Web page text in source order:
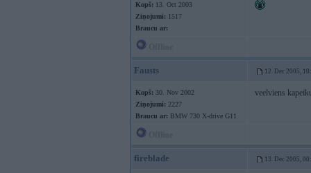
Kopš: 13. Oct 2003
Ziņojumi: 1517
Braucu ar:
Fausts 12. Dec 2005,
Kopš: 30. Nov 2002
Ziņojumi: 2227
Braucu ar: BMW 730 X-drive G11
veelviens
fireblade 13. Dec 2005,